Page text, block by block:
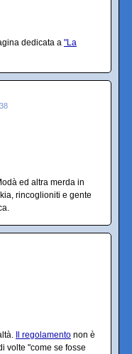
dedicata a "La
ed altra merda in
rincoglioniti e gente
Il regolamento non è
volte "come se fosse